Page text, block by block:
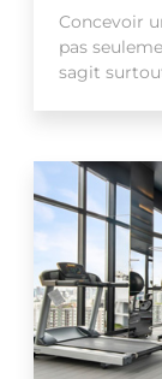
Concevoir
pas
sagit